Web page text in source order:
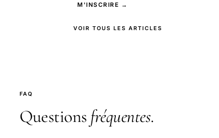
M'INSCRIRE →
VOIR TOUS LES ARTICLES
FAQ
Questions fréquentes.